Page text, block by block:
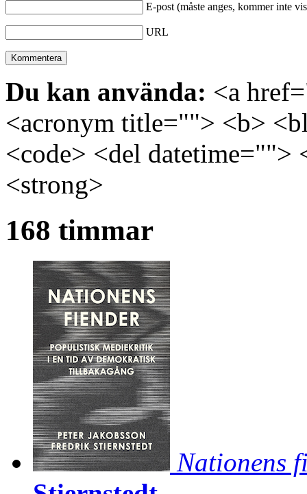
E-post (måste anges, kommer inte
URL
Du kan använda: <a
<acronym title=""> <b>
<code> <del
<strong>
168 timmar
Nationens